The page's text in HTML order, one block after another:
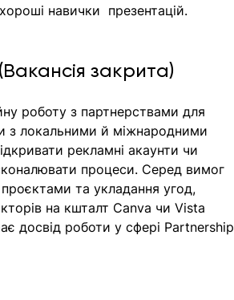
навички  презентацій.
закрита)
роботу з партнерствами для
з локальними й міжнародними
рекламні акаунти чи
процеси. Серед вимог
та укладання угод,
на кшталт Canva чи Vista
досвід роботи у сфері Partnership